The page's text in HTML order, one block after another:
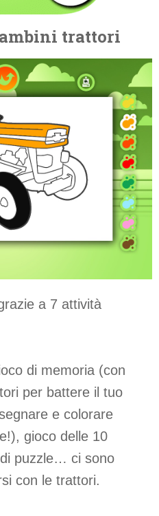
trattori
a 7 attività
di memoria (con
per battere il tuo
e colorare
gioco delle 10
puzzle… ci sono
con le trattori.